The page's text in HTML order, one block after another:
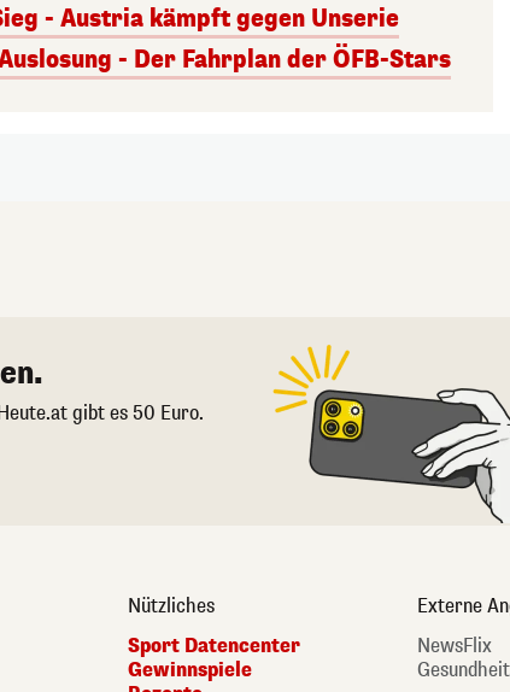
- Austria kämpft gegen Unserie
- Der Fahrplan der ÖFB-Stars
gibt es 50 Euro.
Nützliches
Sport Datencenter
Gewinnspiele
Externe
NewsFlix